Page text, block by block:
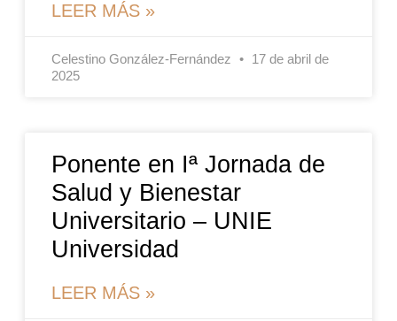
LEER MÁS »
Celestino González-Fernández
17 de abril de
2025
Ponente en Iª Jornada de
Salud y Bienestar
Universitario – UNIE
Universidad
LEER MÁS »